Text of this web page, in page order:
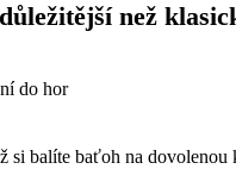
než
do hor
si balíte baťoh na dovolenou